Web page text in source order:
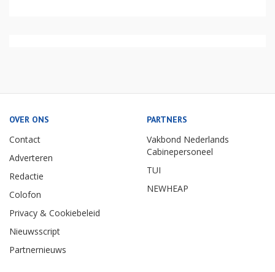
OVER ONS
Contact
Adverteren
Redactie
Colofon
Privacy & Cookiebeleid
Nieuwsscript
Partnernieuws
PARTNERS
Vakbond Nederlands
Cabinepersoneel
TUI
NEWHEAP